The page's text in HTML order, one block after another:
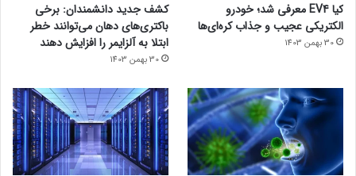
کیا EV4 معرفی شد؛ خودرو
الکتریکی عجیب و جذاب کره‌ای‌ها
30 بهمن 1403
کشف جدید دانشمندان: برخی
باکتری‌های دهان می‌توانند خطر
ابتلا به آلزایمر را افزایش دهند
30 بهمن 1403